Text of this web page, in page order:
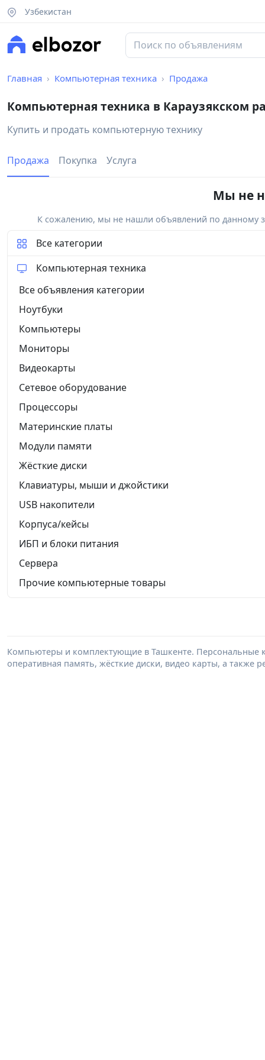
Узбекистан
Главная Компьютерная техника Продажа
Компьютерная техника в Караузякском
Купить и продать компьютерную технику
Продажа Покупка Услуга
Мы не
К сожалению, мы не нашли объявлений по данному
Все категории
Компьютерная техника
Все объявления категории
Ноутбуки
Компьютеры
Мониторы
Видеокарты
Сетевое оборудование
Процессоры
Материнские платы
Модули памяти
Жёсткие диски
Клавиатуры, мыши и джойстики
USB накопители
Корпуса/кейсы
ИБП и блоки питания
Сервера
Прочие компьютерные товары
Компьютеры и комплектующие в Ташкенте. Персональные
оперативная память, жёсткие диски, видео карты, а также